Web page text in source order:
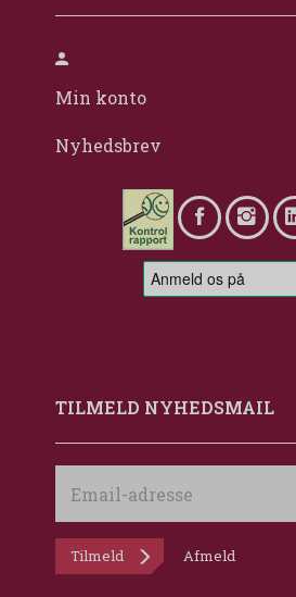
Min konto
Nyhedsbrev
TILMELD NYHEDSMAIL
adresse
Tilmeld Afmeld